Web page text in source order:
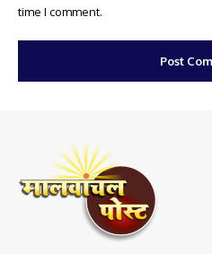
time I comment.